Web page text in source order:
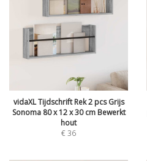
vidaXL Tijdschrift Rek 2 pcs Grijs
Sonoma 80 x 12 x 30 cm Bewerkt
hout
€36